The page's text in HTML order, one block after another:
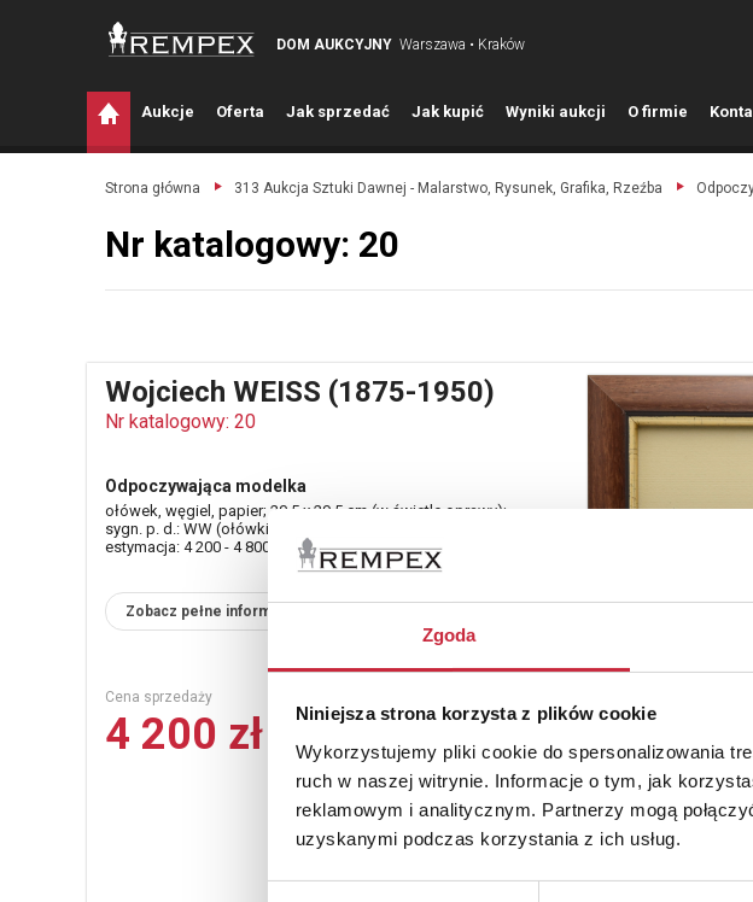
Zgoda
Niniejsza strona korzysta z plików cookie
Wykorzystujemy pliki cookie do spersonalizowania
ruch w naszej witrynie. Informacje o tym, jak
reklamowym i analitycznym. Partnerzy mogą
uzyskanymi podczas korzystania z ich usług.
DOM AUKCYJNY Warszawa • Kraków
Aukcje Oferta Jak sprzedać Jak kupić Wyniki aukcji O firmie K
Strona główna 313 Aukcja Sztuki Dawnej - Malarstwo, Rysunek, Grafika, Rzeźba
Nr katalogowy: 20
Wojciech WEISS (1875-1950)
Nr katalogowy: 20
Odpoczywająca modelka
ołówek, węgiel, papier; 20,5 x 29,5 cm (w świetle oprawy);
sygn. p. d.: WW (ołówkiem)
estymacja: 4 200 - 4 800 zł
Zobacz pełne informacje
Cena sprzedaży
4 200 zł